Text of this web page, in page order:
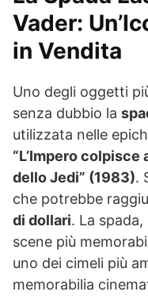
Vader:
in Vendita
Uno degli oggetti
senza dubbio la
utilizzata nelle
“L’Impero colpisce
dello Jedi” (1983).
che potrebbe
di dollari. La
scene più
uno dei cimeli più
memorabilia